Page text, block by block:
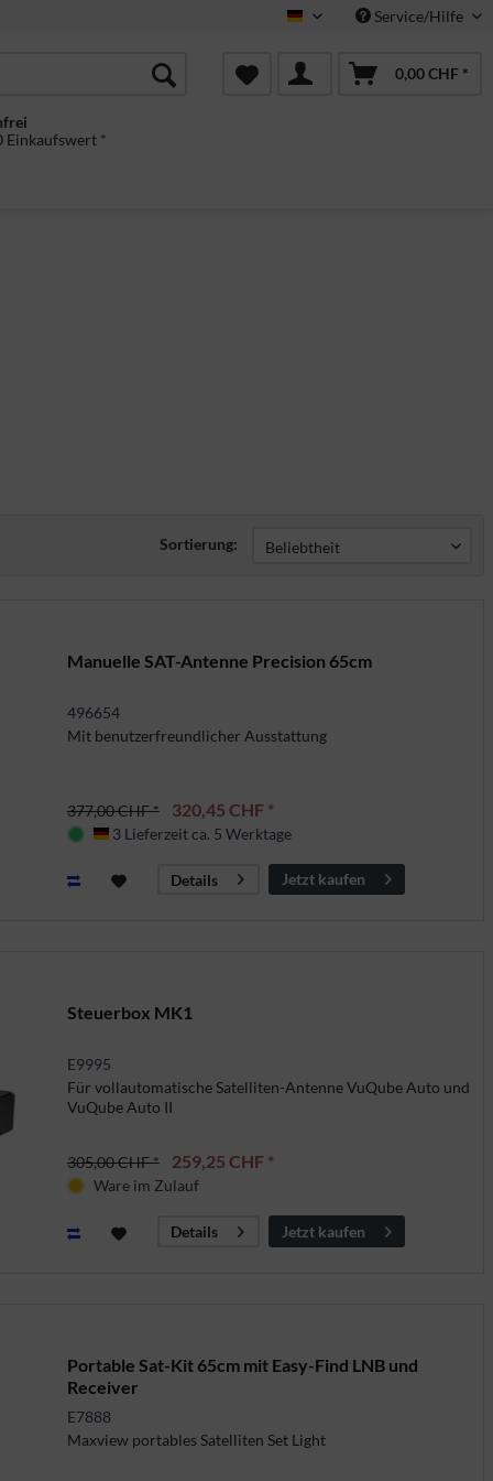
Deutsch Service/Hilfe
0,00 CHF *
Einkaufswert *
Sortierung:
Manuelle SAT-Antenne Precision 65cm
496654
Mit benutzerfreundlicher Ausstattung
377,00 CHF * 320,45 CHF *
Deutschland
3 Lieferzeit ca. 5 Werktage
Details Jetzt kaufen
Steuerbox MK1
E9995
Für vollautomatische Satelliten-Antenne VuQube Auto und
VuQube Auto II
305,00 CHF * 259,25 CHF *
Ware im Zulauf
Details Jetzt kaufen
Portable Sat-Kit 65cm mit Easy-Find LNB und
Receiver
E7888
Maxview portables Satelliten Set Light